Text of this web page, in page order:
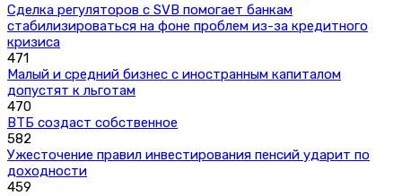
Сделка регуляторов с SVB помогает банкам
стабилизироваться на фоне проблем из-за кредитного
кризиса
471
Малый и средний бизнес с иностранным капиталом
допустят к льготам
470
ВТБ создаст собственное
582
Ужесточение правил инвестирования пенсий ударит по
доходности
459